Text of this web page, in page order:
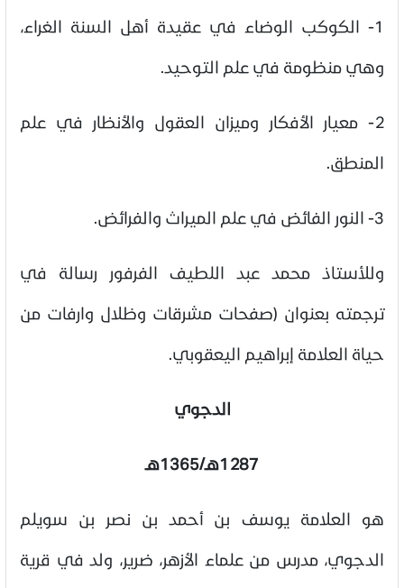
1- الكوكب الوضاء في عقيدة أهل السنة الغراء،
وهي منظومة في علم التوحيد.
2- معيار الأفكار وميزان العقول والأنظار في علم
المنطق.
3- النور الفائض في علم الميراث والفرائض.
وللأستاذ محمد عبد اللطيف الفرفور رسالة في
ترجمته بعنوان (صفحات مشرقات وظلال وارفات من
حياة العلامة إبراهيم اليعقوبي.
الدجوي
1287هـ/1365هـ
هو العلامة يوسف بن أحمد بن نصر بن سويلم
الدجوي، مدرس من علماء الأزهر، ضرير، ولد في قرية